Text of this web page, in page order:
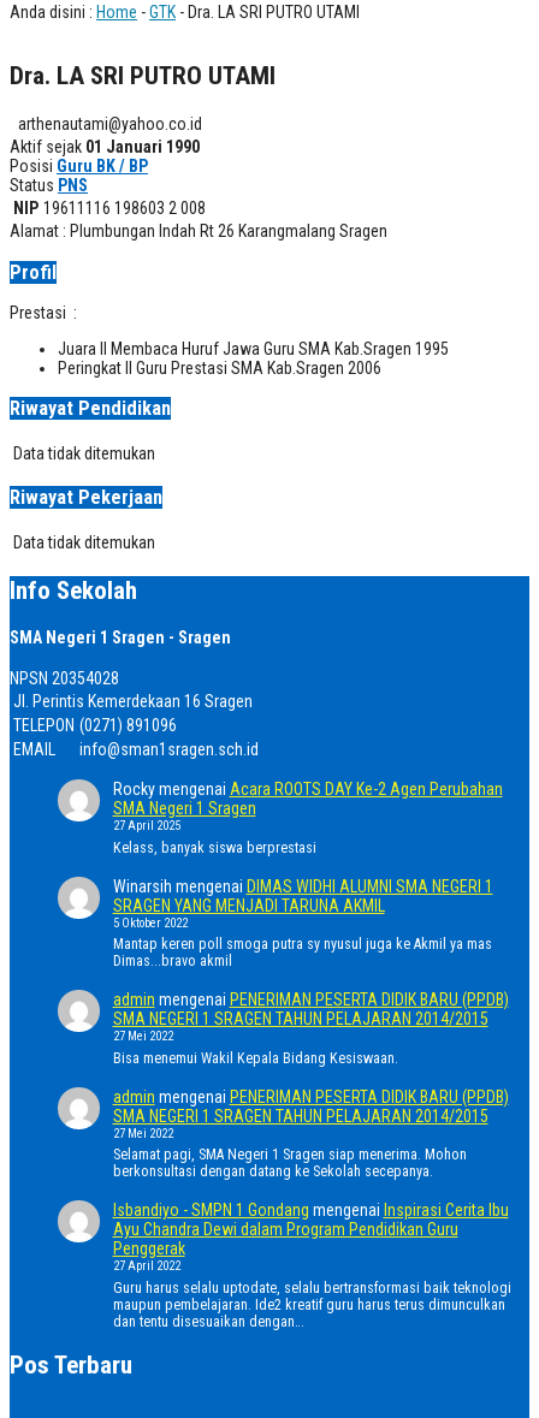
Anda disini : Home -GTK - Dra. LA SRI PUTRO UTAMI
Dra. LA SRI PUTRO UTAMI
arthenautami@yahoo.co.id
Aktif sejak 01 Januari 1990
Posisi Guru BK / BP
Status PNS
NIP 19611116 198603 2 008
Alamat : Plumbungan Indah Rt 26 Karangmalang Sragen
Profil
Prestasi :
Juara II Membaca Huruf Jawa Guru SMA Kab.Sragen 1995
Peringkat II Guru Prestasi SMA Kab.Sragen 2006
Riwayat Pendidikan
Data tidak ditemukan
Riwayat Pekerjaan
Data tidak ditemukan
Info Sekolah
SMA Negeri 1 Sragen - Sragen
NPSN 20354028
Jl. Perintis Kemerdekaan 16 Sragen
TELEPON (0271) 891096
EMAIL
info@sman1sragen.sch.id
Rockymengenai Acara ROOTS DAY Ke-2 Agen Perubahan
SMA Negeri 1 Sragen
27 April 2025
Kelass, banyak siswa berprestasi
Winarsih mengenai DIMAS WIDHI ALUMNI SMA NEGERI 1
SRAGEN YANG MENJADI TARUNA AKMIL
5 Oktober 2022
Mantap keren poll smoga putra sy nyusul juga ke Akmil ya mas
Dimas...bravo akmil
admin mengenai PENERIMAN PESERTA DIDIK BARU (PPDB)
SMA NEGERI 1 SRAGEN TAHUN PELAJARAN 2014/2015
27 Mei 2022
Bisa menemui Wakil Kepala Bidang Kesiswaan.
admin mengenai PENERIMAN PESERTA DIDIK BARU (PPDB)
SMA NEGERI 1 SRAGEN TAHUN PELAJARAN 2014/2015
27 Mei 2022
Selamat pagi, SMA Negeri 1 Sragen siap menerima. Mohon
berkonsultasi dengan datang ke Sekolah secepanya.
Isbandiyo - SMPN 1 Gondang mengenai Inspirasi Cerita Ibu
Ayu Chandra Dewi dalam Program Pendidikan Guru
Penggerak
27 April 2022
Guru harus selalu uptodate, selalu bertransformasi baik teknologi
maupun pembelajaran. Ide2 kreatif guru harus terus dimunculkan
dan tentu disesuaikan dengan…
Pos Terbaru